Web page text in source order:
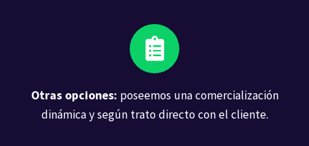
Otras opciones: poseemos una comercialización
dinámica y según trato directo con el cliente.